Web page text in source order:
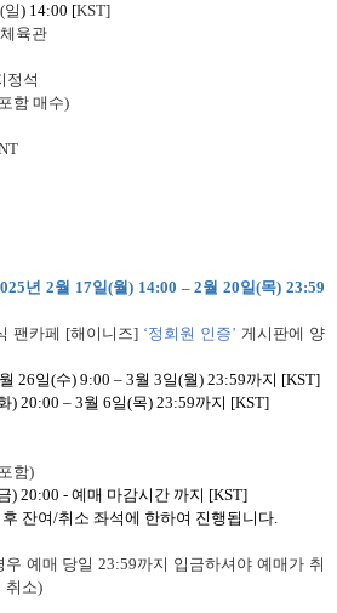
(일) 14:00 [KST]
육관
정석
함 매수)
년 2월 17일(월 ) 14:00 –2월 20일(목) 23:59
팬카페 [해이니즈] ‘정회원 인증’ 게시판에 양
월 26일(수) 9:00 – 3월 3일(월) 23:59까지 [KST]
) 20:00 – 3월 6일(목) 23:59까지 [KST]
함)
) 20:00 - 예매 마감시간 까지 [KST]
잔여/취소 좌석에 한하여 진행됩니다.
우 예매 당일 23:59까지 입금하셔야 예매가 취
취소)